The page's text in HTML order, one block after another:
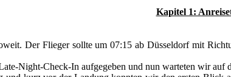
Kapitel 1:
Der Flieger sollte um 07:15 ab Düsseldorf mit
Night-Check-In aufgegeben und nun warteten wir